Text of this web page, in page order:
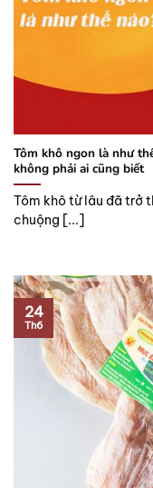
Tôm khô ngon là như
không phải ai cũng biết
Tôm khô từ lâu đã trở
chuộng [...]
24
Th6